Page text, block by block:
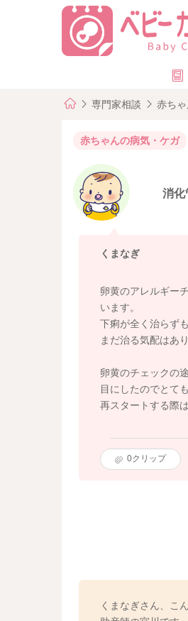
専門家相談 赤ち
赤ちゃんの病気・ケガ
消化
くまなぎ
卵黄のアレルギー
います。
下痢が全く治らず
まだ治る気配はあ
卵黄のチェックの
目にしたのでとて
再スタートする際
0クリップ
くまなぎさん、こ